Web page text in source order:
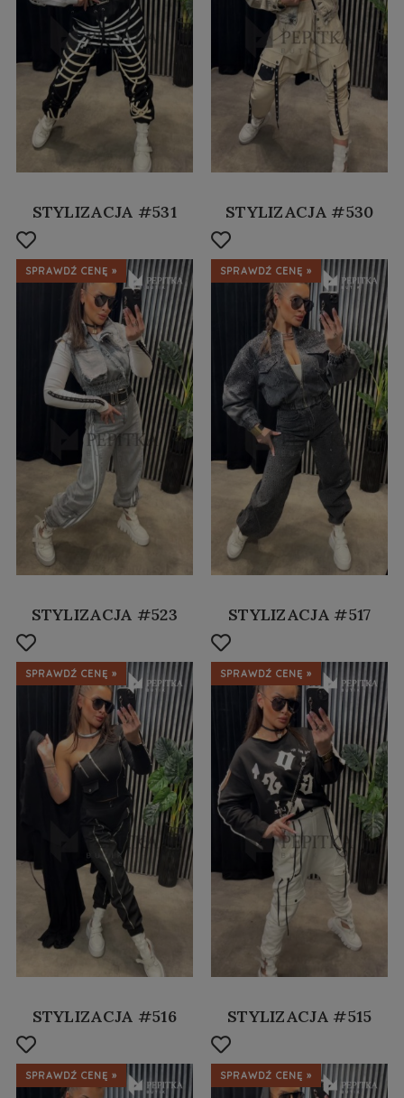
STYLIZACJA #531
SPRAWDŹ CENĘ »
STYLIZACJA #530
SPRAWDŹ CENĘ »
STYLIZACJA #523
SPRAWDŹ CENĘ »
STYLIZACJA #517
SPRAWDŹ CENĘ »
STYLIZACJA #516
SPRAWDŹ CENĘ »
STYLIZACJA #515
SPRAWDŹ CENĘ »